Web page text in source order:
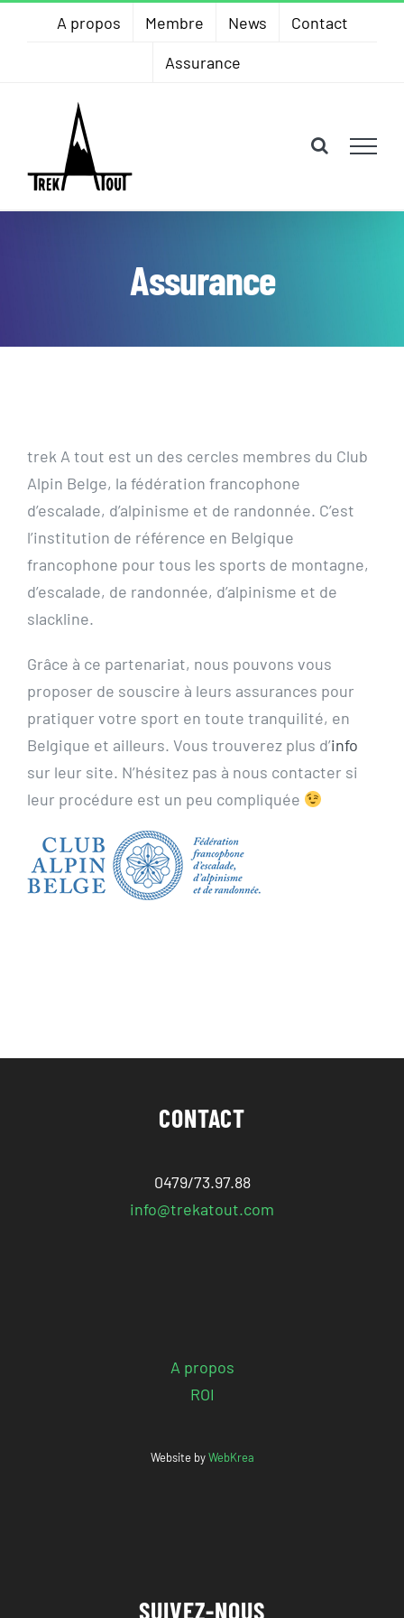
A propos Membre News
Contact
Assurance
Assurance
trek A tout est un des cercles membres du Club
Alpin Belge, la fédération francophone
d’escalade, d’alpinisme et de randonnée. C’est
l’institution de référence en Belgique
francophone pour tous les sports de montagne,
d’escalade, de randonnée, d’alpinisme et de
slackline.
Grâce à ce partenariat, nous pouvons vous
proposer de souscire à leurs assurances pour
pratiquer votre sport en toute tranquilité, en
Belgique et ailleurs. Vous trouverez plus d’info
sur leur site. N’hésitez pas à nous contacter si
leur procédure est un peu compliquée
CONTACT
0479/73.97.88
info@trekatout.com
A propos
ROI
Website byWebKrea
SUIVEZ-NOUS